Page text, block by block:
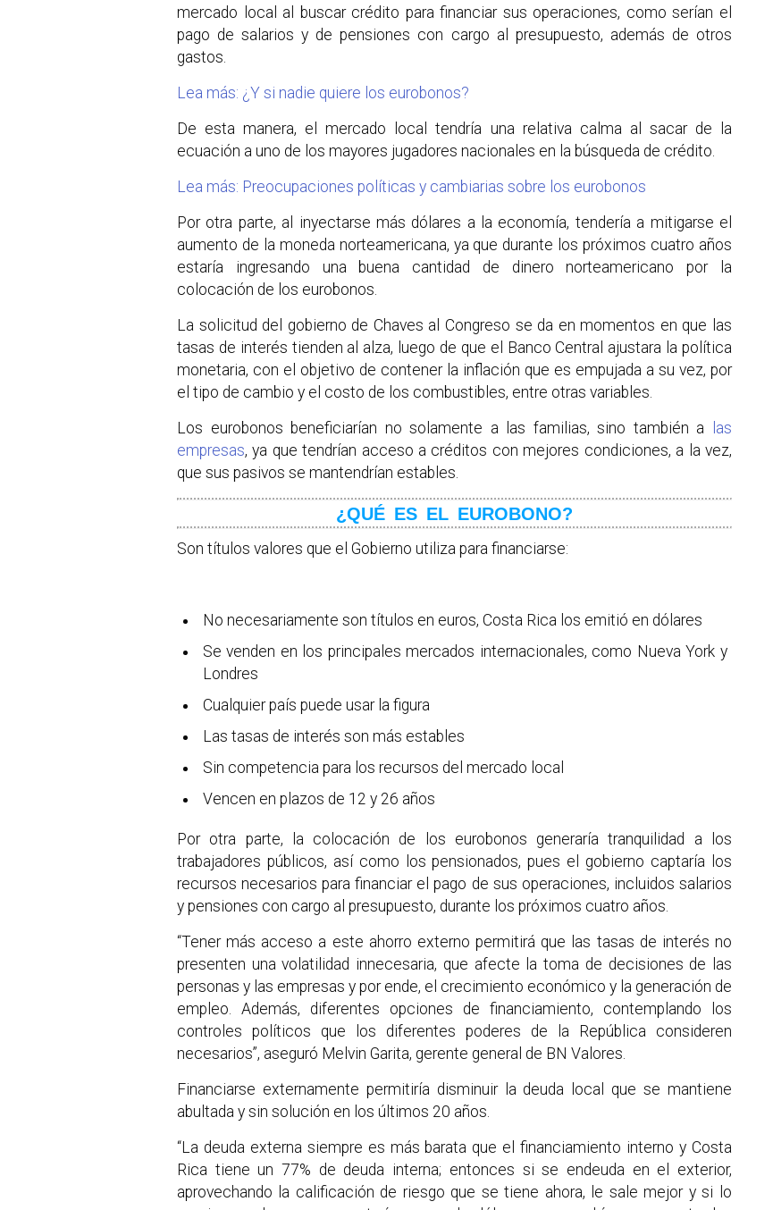
mercado local al buscar crédito para financiar sus operaciones, como serían el
pago de salarios y de pensiones con cargo al presupuesto, además de otros
gastos.
Lea más: ¿Y si nadie quiere los eurobonos?
De esta manera, el mercado local tendría una relativa calma al sacar de la
ecuación a uno de los mayores jugadores nacionales en la búsqueda de crédito.
Lea más: Preocupaciones políticas y cambiarias sobre los eurobonos
Por otra parte, al inyectarse más dólares a la economía, tendería a mitigarse el
aumento de la moneda norteamericana, ya que durante los próximos cuatro años
estaría ingresando una buena cantidad de dinero norteamericano por la
colocación de los eurobonos.
La solicitud del gobierno de Chaves al Congreso se da en momentos en que las
tasas de interés tienden al alza, luego de que el Banco Central ajustara la política
monetaria, con el objetivo de contener la inflación que es empujada a su vez, por
el tipo de cambio y el costo de los combustibles, entre otras variables.
Los eurobonos beneficiarían no solamente a las familias, sino también a
las
empresas, ya que tendrían acceso a créditos con mejores condiciones, a la vez,
que sus pasivos se mantendrían estables.
¿QUÉ ES EL EUROBONO?
Son títulos valores que el Gobierno utiliza para financiarse:
No necesariamente son títulos en euros, Costa Rica los emitió en dólares
Se venden en los principales mercados internacionales, como Nueva York y
Londres
Cualquier país puede usar la figura
Las tasas de interés son más estables
Sin competencia para los recursos del mercado local
Vencen en plazos de 12 y 26 años
Por otra parte, la colocación de los eurobonos generaría tranquilidad a los
trabajadores públicos, así como los pensionados, pues el gobierno captaría los
recursos necesarios para financiar el pago de sus operaciones, incluidos salarios
y pensiones con cargo al presupuesto, durante los próximos cuatro años.
“Tener más acceso a este ahorro externo permitirá que las tasas de interés no
presenten una volatilidad innecesaria, que afecte la toma de decisiones de las
personas y las empresas y por ende, el crecimiento económico y la generación de
empleo. Además, diferentes opciones de financiamiento, contemplando los
controles políticos que los diferentes poderes de la República consideren
necesarios”, aseguró Melvin Garita, gerente general de BN Valores.
Financiarse externamente permitiría disminuir la deuda local que se mantiene
abultada y sin solución en los últimos 20 años.
“La deuda externa siempre es más barata que el financiamiento interno y Costa
Rica tiene un 77% de deuda interna; entonces si se endeuda en el exterior,
aprovechando la calificación de riesgo que se tiene ahora, le sale mejor y si lo